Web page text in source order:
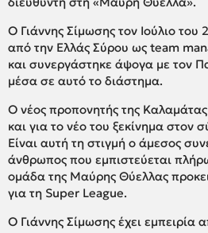
Ο Γιάννης Σίμωσης τον Ιούλιο του
από την Ελλάς Σύρου ως team
και συνεργάστηκε άψογα με τον
μέσα σε αυτό το διάστημα.
Ο νέος προπονητής της Καλαμάτας
και για το νέο του ξεκίνημα στον
Είναι αυτή τη στιγμή ο άμεσος
άνθρωπος που εμπιστεύεται
ομάδα της Μαύρης Θύελλας
για τη Super League.
Ο Γιάννης Σίμωσης έχει εμπειρία